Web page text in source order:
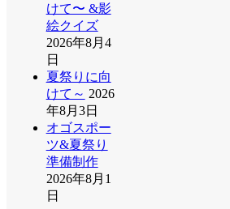
けて〜 &影
絵クイズ
2026年8月4
日
夏祭りに向
けて～ 2026
年8月3日
オゴスポー
ツ&夏祭り
準備制作
2026年8月1
日